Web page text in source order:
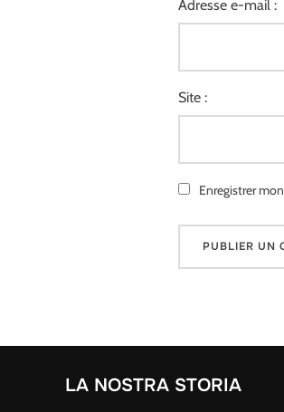
Adresse e-mail :
Site :
Enregistrer
LA NOSTRA STORIA